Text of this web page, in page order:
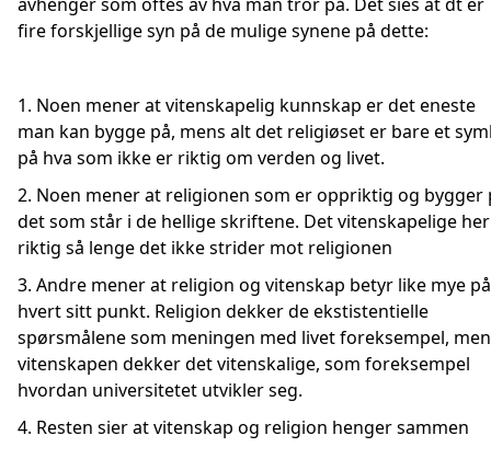
fire forskjellige syn på de mulige synene på dette:
1. Noen mener at vitenskapelig kunnskap er det eneste
man kan bygge på, mens alt det religiøset er bare et
på hva som ikke er riktig om verden og livet.
2. Noen mener at religionen som er oppriktig og bygger
det som står i de hellige skriftene. Det vitenskapelige
riktig så lenge det ikke strider mot religionen
3. Andre mener at religion og vitenskap betyr like mye på
hvert sitt punkt. Religion dekker de ekstistentielle
spørsmålene som meningen med livet foreksempel,
vitenskapen dekker det vitenskalige, som foreksempel
hvordan universitetet utvikler seg.
4. Resten sier at vitenskap og religion henger sammen